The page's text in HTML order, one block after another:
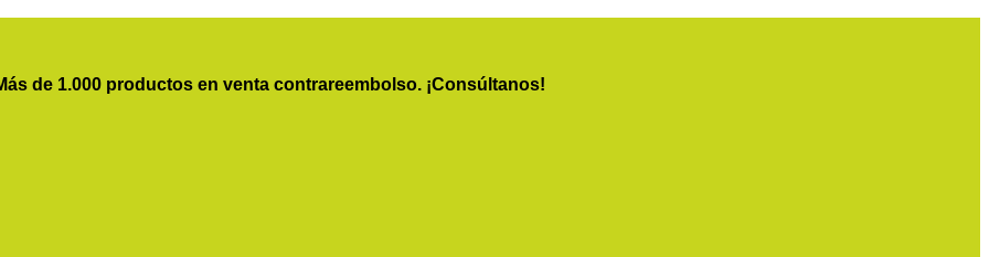
de 1.000 productos en venta contrareembolso. ¡Consúltanos!